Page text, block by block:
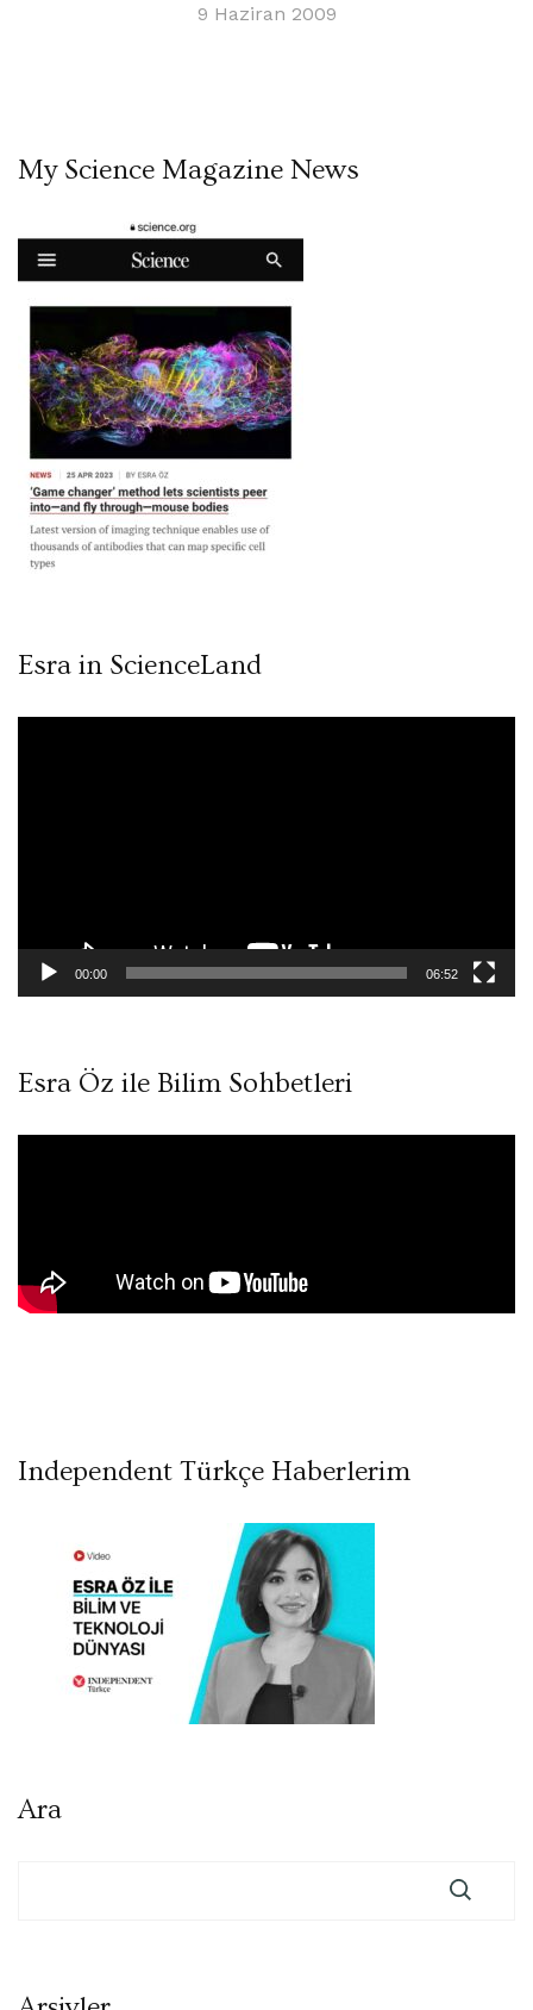
9 Haziran 2009
My Science Magazine News
Esra in ScienceLand
00:00 06:52
Esra Öz ile Bilim Sohbetleri
Independent Türkçe Haberlerim
Ara
Arşivler